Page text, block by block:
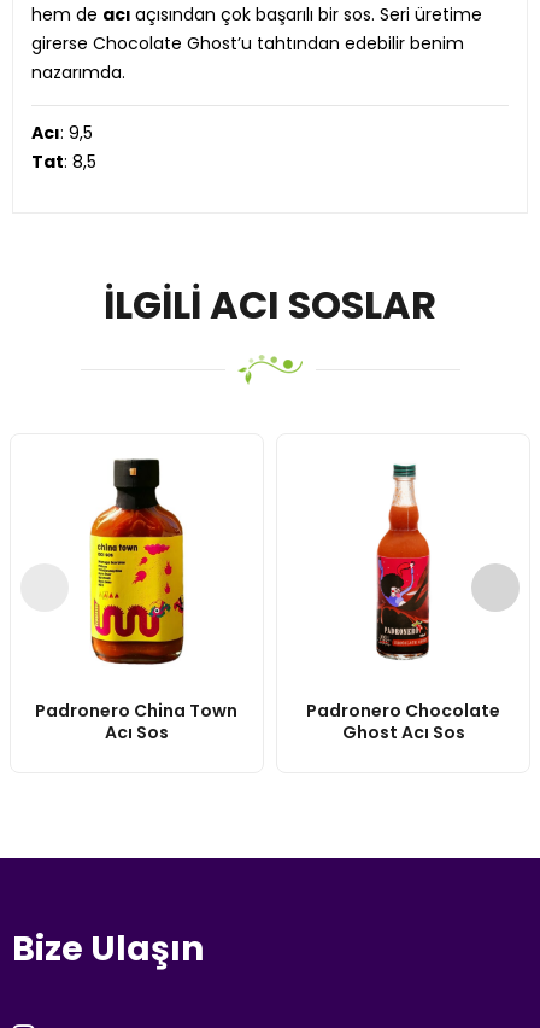
hem de acı açısından çok başarılı bir sos. Seri üretime
girerse Chocolate Ghost’u tahtından edebilir benim
nazarımda.
Acı: 9,5
Tat: 8,5
İLGILI ACI SOSLAR
Padronero China Town
Acı Sos
Padronero Chocolate
Ghost Acı Sos
Bize Ulaşın